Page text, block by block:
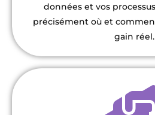
données et vos
précisément où et
gain réel.